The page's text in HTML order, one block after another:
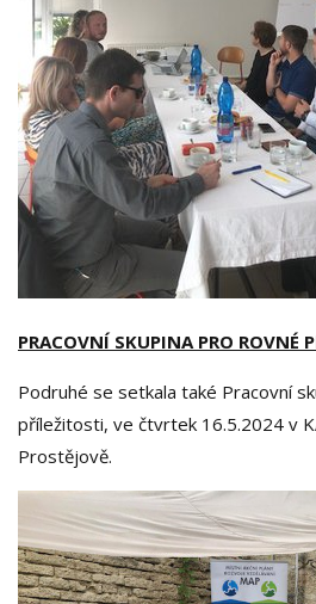
PRACOVNÍ SKUPINA PRO ROVNÉ
Podruhé se setkala také Pracovní
příležitosti, ve čtvrtek 16.5.2024 v
Prostějově.